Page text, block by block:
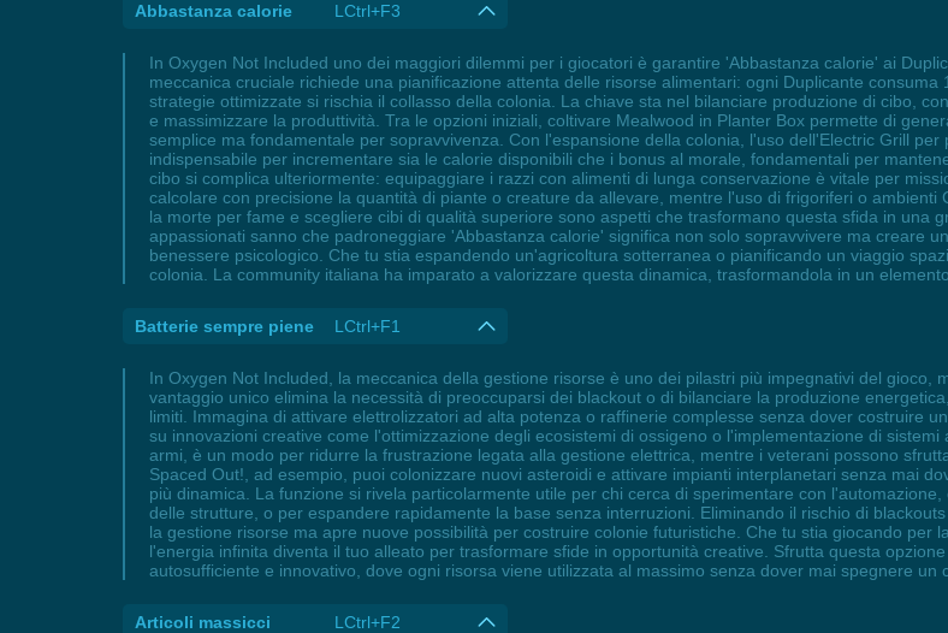
Abbastanza calorie LCtrl+F3
In Oxygen Not Included uno dei maggiori dilemmi per i giocatori è garantire 'Abbastanza calorie' ai
meccanica cruciale richiede una pianificazione attenta delle risorse alimentari: ogni Duplicante
strategie ottimizzate si rischia il collasso della colonia. La chiave sta nel bilanciare produzione di cibo,
e massimizzare la produttività. Tra le opzioni iniziali, coltivare Mealwood in Planter Box permette di
semplice ma fondamentale per sopravvivenza. Con l'espansione della colonia, l'uso dell'Electric Grill
indispensabile per incrementare sia le calorie disponibili che i bonus al morale, fondamentali per
cibo si complica ulteriormente: equipaggiare i razzi con alimenti di lunga conservazione è vitale per
calcolare con precisione la quantità di piante o creature da allevare, mentre l'uso di frigoriferi o
la morte per fame e scegliere cibi di qualità superiore sono aspetti che trasformano questa sfida in una
appassionati sanno che padroneggiare 'Abbastanza calorie' significa non solo sopravvivere ma creare
benessere psicologico. Che tu stia espandendo un'agricoltura sotterranea o pianificando un viaggio
colonia. La community italiana ha imparato a valorizzare questa dinamica, trasformandola in un
Batterie sempre piene LCtrl+F1
In Oxygen Not Included, la meccanica della gestione risorse è uno dei pilastri più impegnativi del
vantaggio unico elimina la necessità di preoccuparsi dei blackout o di bilanciare la produzione
limiti. Immagina di attivare elettrolizzatori ad alta potenza o raffinerie complesse senza dover costruire
su innovazioni creative come l'ottimizzazione degli ecosistemi di ossigeno o l'implementazione di
armi, è un modo per ridurre la frustrazione legata alla gestione elettrica, mentre i veterani possono
Spaced Out!, ad esempio, puoi colonizzare nuovi asteroidi e attivare impianti interplanetari senza mai
più dinamica. La funzione si rivela particolarmente utile per chi cerca di sperimentare con
delle strutture, o per espandere rapidamente la base senza interruzioni. Eliminando il rischio di
la gestione risorse ma apre nuove possibilità per costruire colonie futuristiche. Che tu stia giocando per
l'energia infinita diventa il tuo alleato per trasformare sfide in opportunità creative. Sfrutta questa
autosufficiente e innovativo, dove ogni risorsa viene utilizzata al massimo senza dover mai spegnere un
Articoli massicci LCtrl+F2